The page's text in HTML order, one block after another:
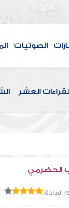
الصوتيات
العشر
الحضرمي
المادة: